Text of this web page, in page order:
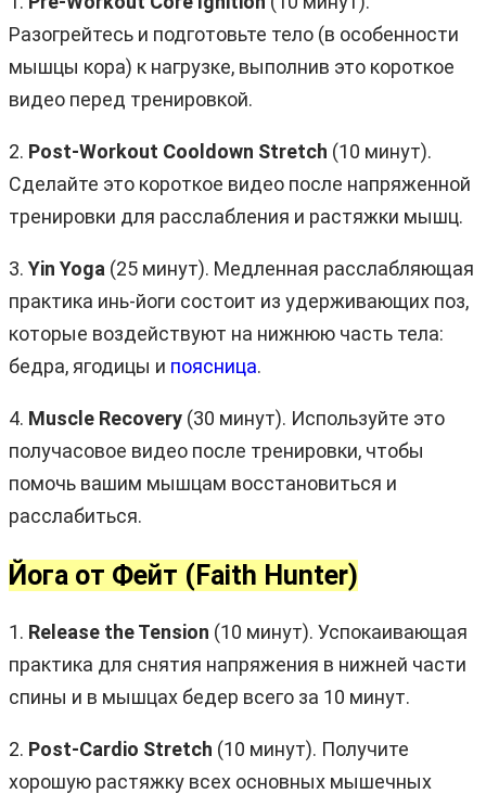
Разогрейтесь и подготовьте тело (в особенности
мышцы кора) к нагрузке, выполнив это короткое
видео перед тренировкой.
2. Post-Workout Cooldown Stretch (10 минут).
Сделайте это короткое видео после напряженной
тренировки для расслабления и растяжки мышц.
3. Yin Yoga (25 минут). Медленная расслабляющая
практика инь-йоги состоит из удерживающих поз,
которые воздействуют на нижнюю часть тела:
бедра, ягодицы и поясница.
4. Muscle Recovery (30 минут). Используйте это
получасовое видео после тренировки, чтобы
помочь вашим мышцам восстановиться и
расслабиться.
Йога от Фейт (Faith Hunter)
1. Release the Tension (10 минут). Успокаивающая
практика для снятия напряжения в нижней части
спины и в мышцах бедер всего за 10 минут.
2. Post-Cardio Stretch (10 минут). Получите
хорошую растяжку всех основных мышечных